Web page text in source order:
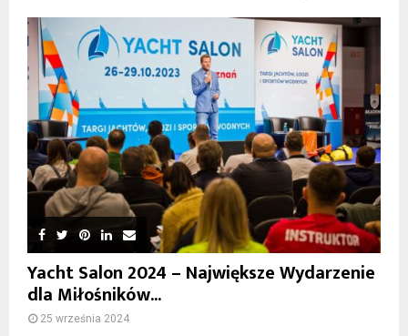
Yacht Salon 2024 – Największe Wydarzenie
dla Miłośników...
25 września 2024